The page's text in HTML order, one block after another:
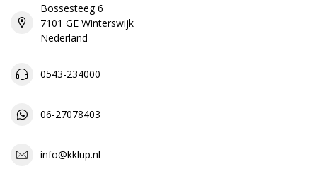
Bossesteeg 6
7101 GE Winterswijk
Nederland
0543-234000
06-27078403
info@kklup.nl